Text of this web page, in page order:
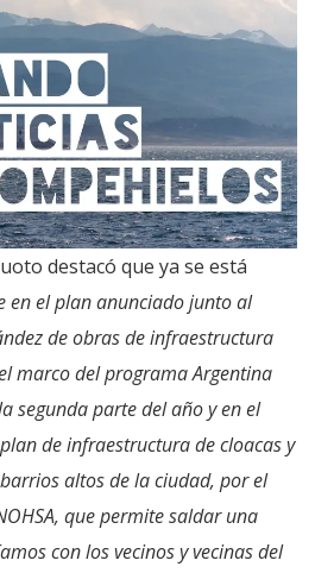
destacó que ya se está
en el plan anunciado junto al
de obras de infraestructura
marco del programa Argentina
segunda parte del año y en el
de infraestructura de cloacas y
altos de la ciudad, por el
que permite saldar una
con los vecinos y vecinas del